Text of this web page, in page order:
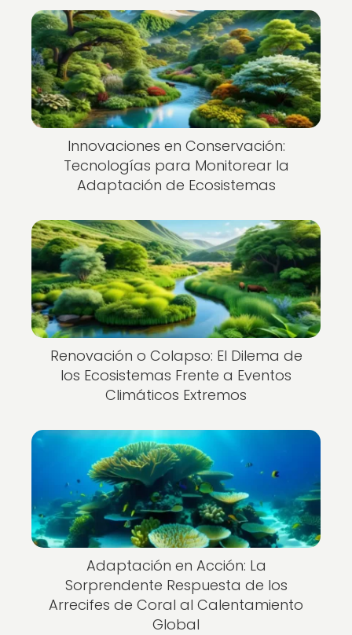
Innovaciones en Conservación:
Tecnologías para Monitorear la
Adaptación de Ecosistemas
Renovación o Colapso: El Dilema de
los Ecosistemas Frente a Eventos
Climáticos Extremos
Adaptación en Acción: La
Sorprendente Respuesta de los
Arrecifes de Coral al Calentamiento
Global